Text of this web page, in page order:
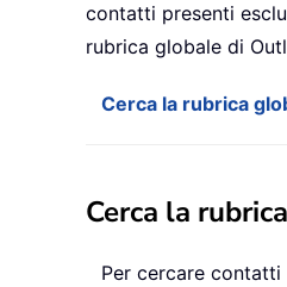
contatti presenti
rubrica globale di
Cerca la rubrica
Cerca la
Per cercare